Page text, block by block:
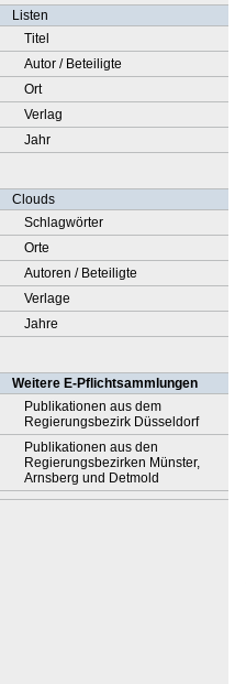
Listen
Titel
Autor / Beteiligte
Ort
Verlag
Jahr
Clouds
Schlagwörter
Orte
Autoren / Beteiligte
Verlage
Jahre
Weitere E-Pflichtsammlungen
Publikationen aus dem
Regierungsbezirk Düsseldorf
Publikationen aus den
Regierungsbezirken Münster,
Arnsberg und Detmold